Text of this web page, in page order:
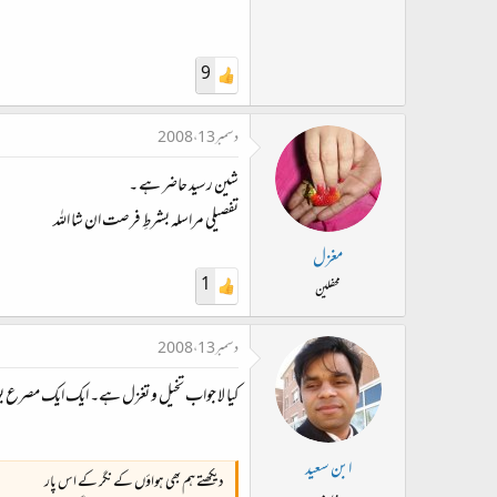
9
مغزل
محفلین
دسمبر 13، 2008
شین رسید حاضر ہے ۔
تفصیلی مراسلہ بشرطِ فرصت ان شا اللہ
1
ابن سعید
دسمبر 13، 2008
کیا لا جواب تخیل و تغزل ہے۔ ایک ایک مصرع
دیکھتے ہم بھی ہواؤں کے نگر کے اس پار